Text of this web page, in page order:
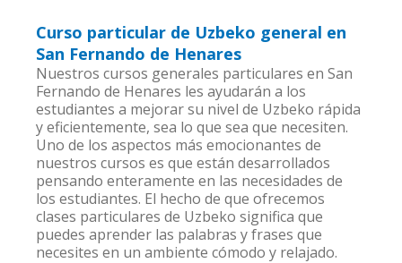
Curso particular de Uzbeko general en
San Fernando de Henares
Nuestros cursos generales particulares en San
Fernando de Henares les ayudarán a los
estudiantes a mejorar su nivel de Uzbeko rápida
y eficientemente, sea lo que sea que necesiten.
Uno de los aspectos más emocionantes de
nuestros cursos es que están desarrollados
pensando enteramente en las necesidades de
los estudiantes. El hecho de que ofrecemos
clases particulares de Uzbeko significa que
puedes aprender las palabras y frases que
necesites en un ambiente cómodo y relajado.